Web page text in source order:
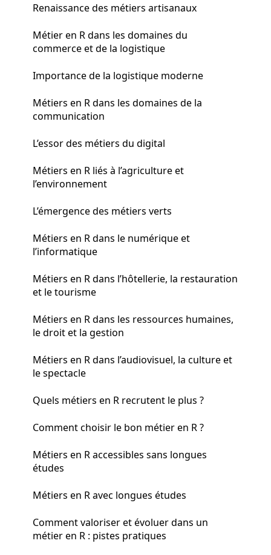
Renaissance des métiers artisanaux
Métier en R dans les domaines du
commerce et de la logistique
Importance de la logistique moderne
Métiers en R dans les domaines de la
communication
L’essor des métiers du digital
Métiers en R liés à l’agriculture et
l’environnement
L’émergence des métiers verts
Métiers en R dans le numérique et
l’informatique
Métiers en R dans l’hôtellerie, la restauration
et le tourisme
Métiers en R dans les ressources humaines,
le droit et la gestion
Métiers en R dans l’audiovisuel, la culture et
le spectacle
Quels métiers en R recrutent le plus ?
Comment choisir le bon métier en R ?
Métiers en R accessibles sans longues
études
Métiers en R avec longues études
Comment valoriser et évoluer dans un
métier en R : pistes pratiques